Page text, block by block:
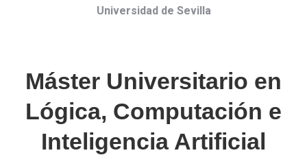
Universidad de Sevilla
Máster Universitario en
Lógica, Computación e
Inteligencia Artificial